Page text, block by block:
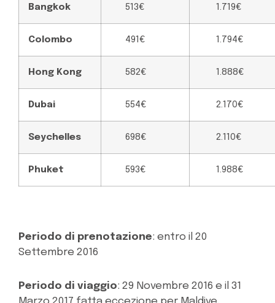
Bangkok 513€ 1.719€
Colombo 491€ 1.794€
Hong Kong 582€ 1.888€
Dubai 554€ 2.170€
Seychelles 698€ 2.110€
Phuket 593€ 1.988€
Periodo di prenotazione: entro il 20
Settembre 2016
Periodo di viaggio: 29 Novembre 2016 e il 31